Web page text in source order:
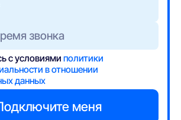
с условиямиполитики
в отношении
данных